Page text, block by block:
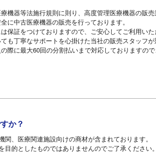
か？
、医療関連施設向けの商材が含まれております。
的としたものではありませんのでご了承ください。
機器等法施行規則に則り、高度管理医療機器の販売
に中古医療機器の販売を行っております。
保証をつけておりますので、ご安心してご利用いた
も丁寧なサポートを心掛けた当社の販売スタッフが
際に最大60回の分割払いまで対応しておりますの